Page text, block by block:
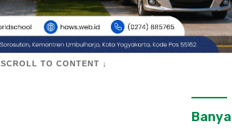
SCROLL TO CONTENT ↓